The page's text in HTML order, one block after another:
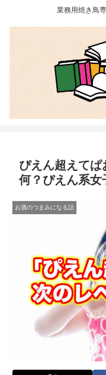
業務用焼き鳥
ぴえん超えて
何？ぴえん系女
お酒のつまみになる話